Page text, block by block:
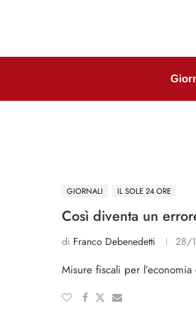
GIORNALI IL SOLE 24 ORE
Così diventa un
di Franco Debenedetti 28/
Misure fiscali per